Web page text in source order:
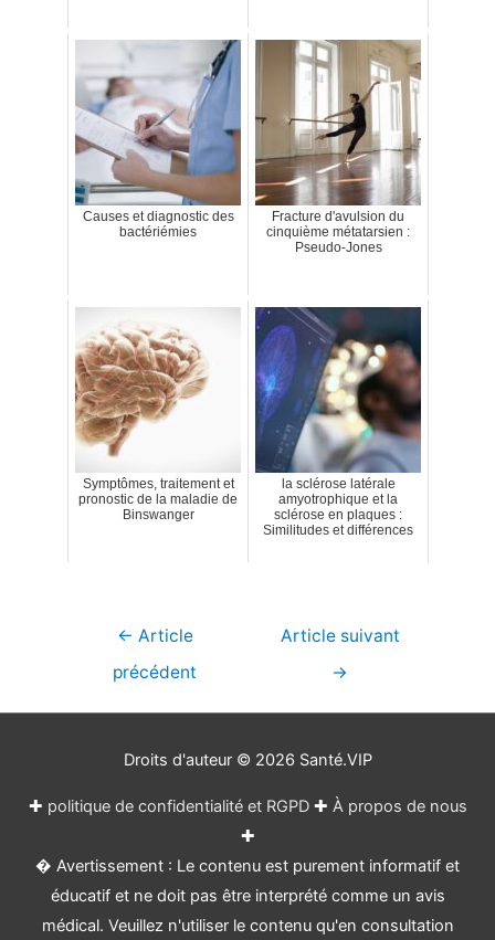
Causes et diagnostic des
bactériémies
Fracture d'avulsion du
cinquième métatarsien :
Pseudo-Jones
Symptômes, traitement et
pronostic de la maladie de
Binswanger
la sclérose latérale
amyotrophique et la
sclérose en plaques :
Similitudes et différences
Navigation
← Article
précédent
Article suivant
→
Droits d'auteur © 2026 Santé.VIP
✚ politique de confidentialité et RGPD✚ À propos de nous
✚
� Avertissement : Le contenu est purement informatif et
éducatif et ne doit pas être interprété comme un avis
médical. Veuillez n'utiliser le contenu qu'en consultation